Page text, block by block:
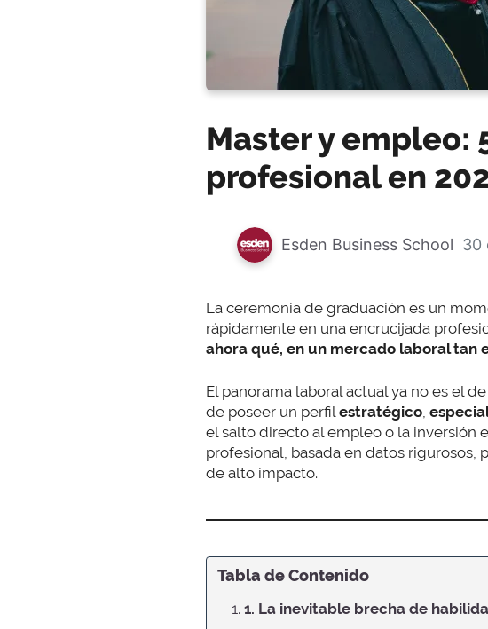
Master y empleo:
profesional en
Esden Business School 30
La ceremonia de graduación es un
rápidamente en una encrucijada
ahora qué, en un mercado laboral tan
El panorama laboral actual ya no es el
de poseer un perfilestratégico,
el salto directo al empleo o la inversión
profesional, basada en datos
de alto impacto.
Tabla de Contenido
1. 1. La inevitable brecha de